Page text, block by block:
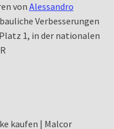
vonAlessandro
Verbesserungen
1, in der nationalen
kaufen | Malcor